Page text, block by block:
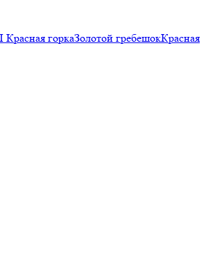
горкаЗолотой гребешокКрасная